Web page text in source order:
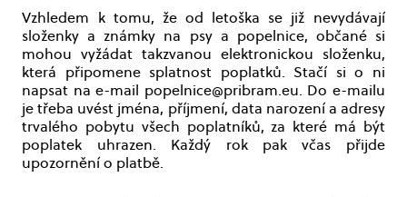
Vzhledem k tomu, že od letoška se již nevydávají
složenky a známky na psy a popelnice, občané si
mohou vyžádat takzvanou elektronickou složenku,
která připomene splatnost poplatků. Stačí si o ni
napsat na e-mail popelnice@pribram.eu. Do e-mailu
je třeba uvést jména, příjmení, data narození a adresy
trvalého pobytu všech poplatníků, za které má být
poplatek uhrazen. Každý rok pak včas přijde
upozornění o platbě.